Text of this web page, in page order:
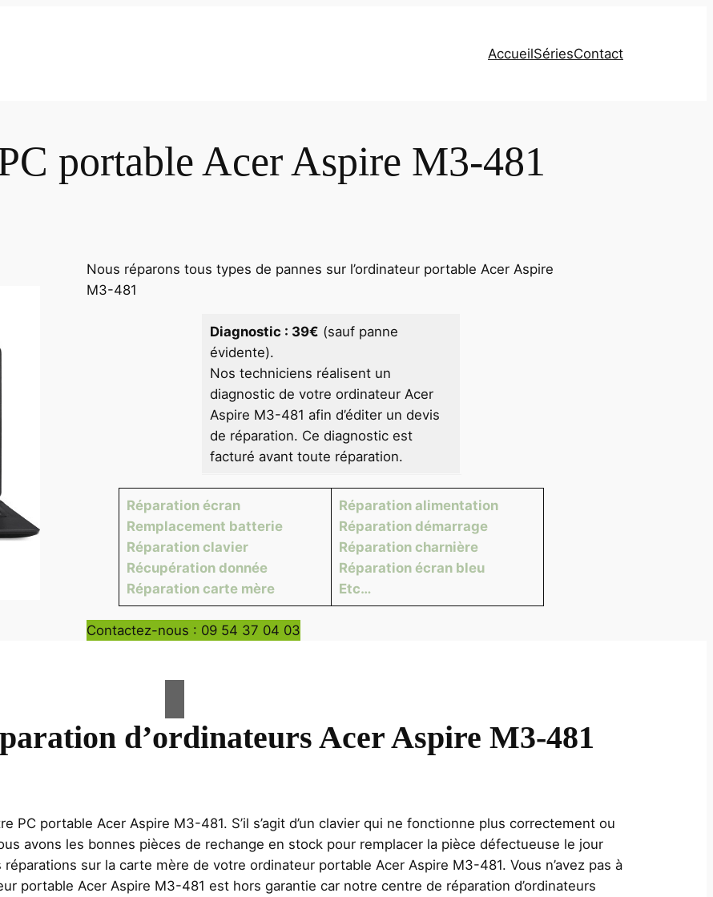
AccueilSériesContact
portable Acer Aspire M3-481
Nous réparons tous types de pannes sur l’ordinateur portable Acer Aspire
M3-481
Diagnostic : 39€ (sauf panne
évidente).
Nos techniciens réalisent un
diagnostic de votre ordinateur Acer
Aspire M3-481 afin d’éditer un devis
de réparation. Ce diagnostic est
facturé avant toute réparation.
Réparation écran
Remplacement batterie
Réparation clavier
Récupération donnée
Réparation carte mère
Réparation alimentation
Réparation démarrage
Réparation charnière
Réparation écran bleu
Etc…
Contactez-nous : 09 54 37 04 03
d’ordinateurs Acer Aspire M3-481
PC portable Acer Aspire M3-481. S’il s’agit d’un clavier qui ne fonctionne plus correctement ou
avons les bonnes pièces de rechange en stock pour remplacer la pièce défectueuse le jour
sur la carte mère de votre ordinateur portable Acer Aspire M3-481. Vous n’avez pas à
portable Acer Aspire M3-481 est hors garantie car notre centre de réparation d’ordinateurs